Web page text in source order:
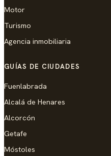
Motor
Turismo
Agencia inmobiliaria
GUÍAS DE CIUDADES
Fuenlabrada
Alcalá de Henares
Alcorcón
Getafe
Móstoles